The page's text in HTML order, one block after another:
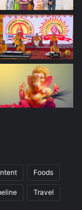
Foods
Travel